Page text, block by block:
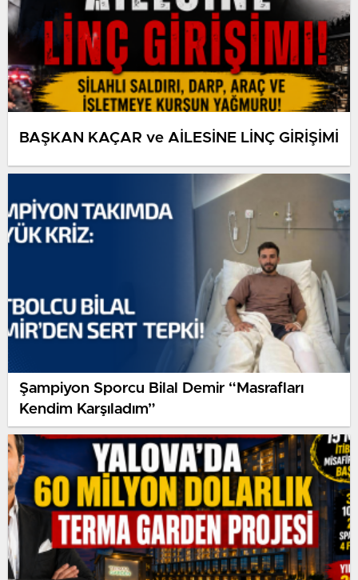
BAŞKAN KAÇAR ve AİLESİNE LİNÇ GİRİŞİMİ
Şampiyon Sporcu Bilal Demir “Masrafları
Kendim Karşıladım”